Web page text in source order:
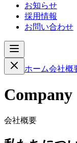
お知らせ
採用情報
お問い合わせ
ホーム会社概
Company
会社概要